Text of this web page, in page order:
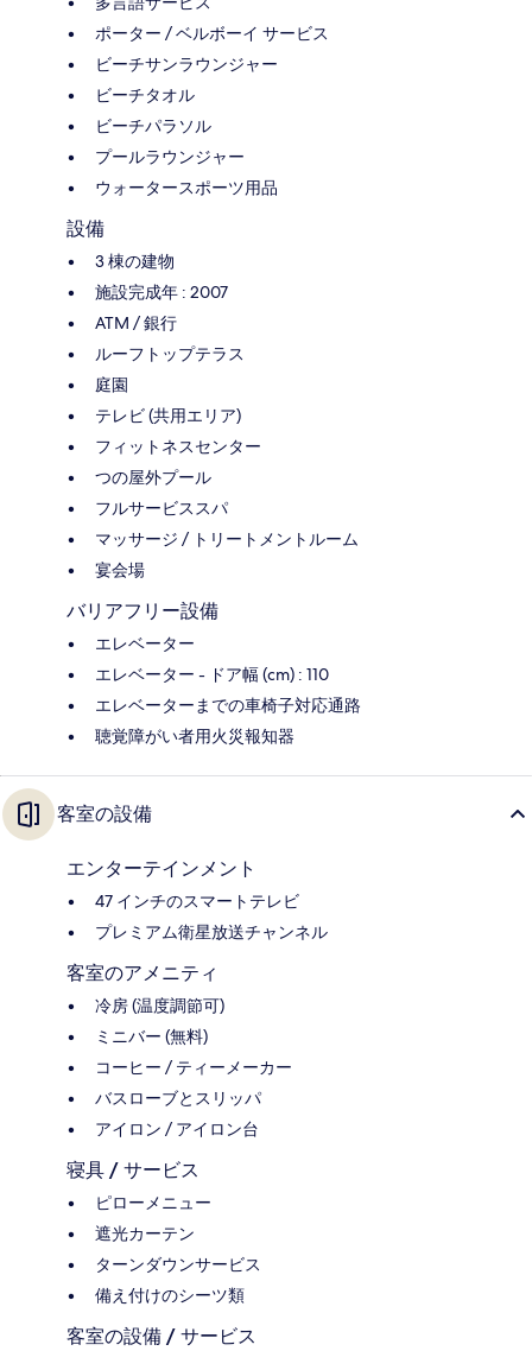
ポーター / ベルボーイ サービス
ビーチサンラウンジャー
ビーチタオル
ビーチパラソル
プールラウンジャー
ウォータースポーツ用品
設備
3 棟の建物
施設完成年 : 2007
ATM / 銀行
ルーフトップテラス
庭園
テレビ (共用エリア)
フィットネスセンター
つの屋外プール
フルサービススパ
マッサージ / トリートメントルーム
宴会場
バリアフリー設備
エレベーター
エレベーター - ドア幅 (cm) : 110
エレベーターまでの車椅子対応通路
聴覚障がい者用火災報知器
客室の設備
エンターテインメント
47 インチのスマートテレビ
プレミアム衛星放送チャンネル
客室のアメニティ
冷房 (温度調節可)
ミニバー (無料)
コーヒー / ティーメーカー
バスローブとスリッパ
アイロン / アイロン台
寝具 / サービス
ピローメニュー
遮光カーテン
ターンダウンサービス
備え付けのシーツ類
客室の設備 / サービス